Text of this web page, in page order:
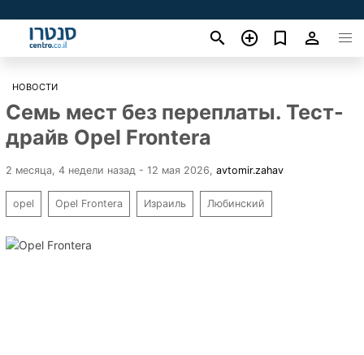
НОВОСТИ
Семь мест без переплаты. Тест-
драйв Opel Frontera
2 месяца, 4 недели назад - 12 мая 2026 avtomir.zahav
opel Opel Frontera Израиль Любинский